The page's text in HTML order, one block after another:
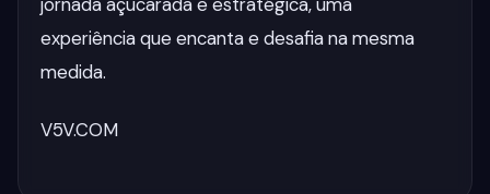
experiência que encanta e desafia na mesma
medida.
V5V.COM